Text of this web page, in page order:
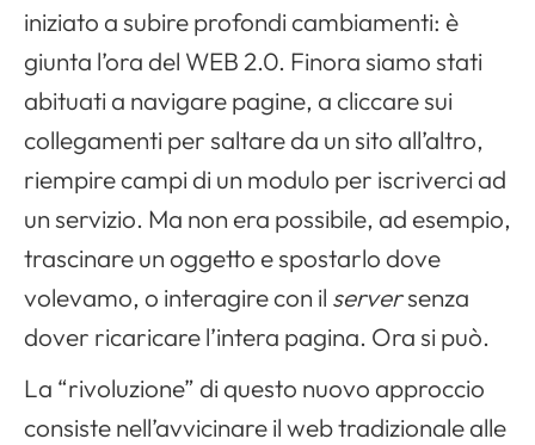
iniziato a subire profondi cambiamenti: è
giunta l’ora del WEB 2.0. Finora siamo stati
abituati a navigare pagine, a cliccare sui
collegamenti per saltare da un sito all’altro,
riempire campi di un modulo per iscriverci ad
un servizio. Ma non era possibile, ad esempio,
trascinare un oggetto e spostarlo dove
volevamo, o interagire con il serversenza
dover ricaricare l’intera pagina. Ora si può.
La “rivoluzione” di questo nuovo approccio
consiste nell’avvicinare il web tradizionale alle